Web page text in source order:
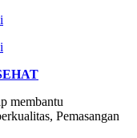
membantu
Pemasangan